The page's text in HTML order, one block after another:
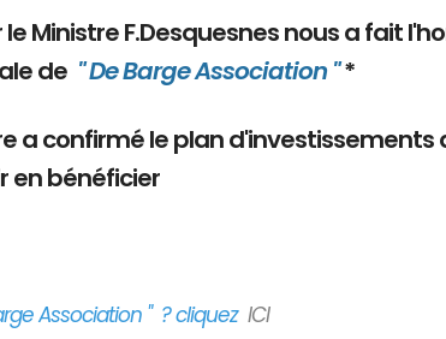
le Ministre F.Desquesnes nous a fait
de " De Barge Association "*
a confirmé le plan
en bénéficier
Association " ? cliquez ICI